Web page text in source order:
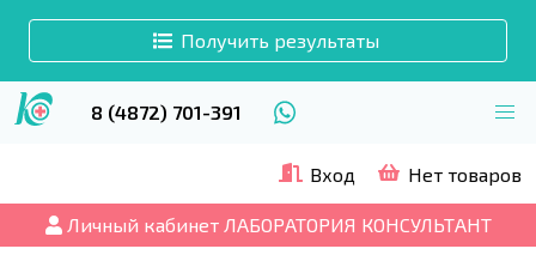
Получить результаты
8 (4872) 701-391
Вход Нет товаров
Личный кабинет ЛАБОРАТОРИЯ КОНСУЛЬТАНТ